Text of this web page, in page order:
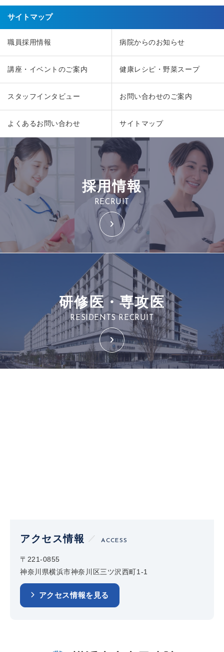
サイトマップ
職員採用情報 病院からのお知らせ
講座・イベントのご案内 健康レシピ・野菜スープ
スタッフインタビュー お問い合わせのご案内
よくあるお問い合わせ サイトマップ
採用情報
RECRUIT
研修医・専攻医
RESIDENTS RECRUIT
アクセス情報 ACCESS
〒221-0855
神奈川県横浜市神奈川区三ツ沢西町1-1
アクセス情報を見る